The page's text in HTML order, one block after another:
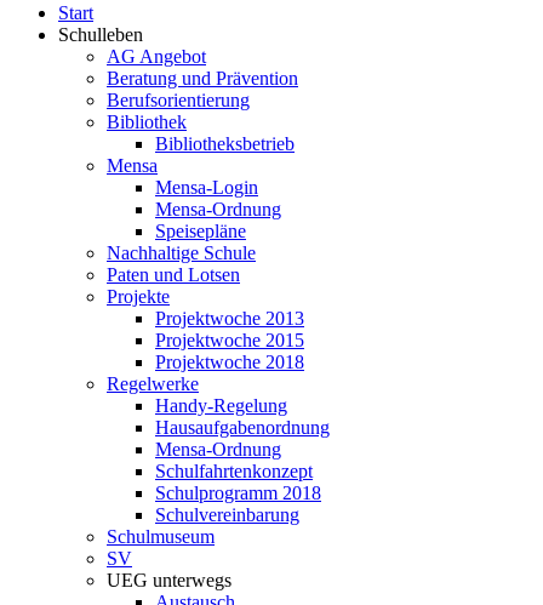
Start
Schulleben
AG Angebot
Beratung und Prävention
Berufsorientierung
Bibliothek
Bibliotheksbetrieb
Mensa
Mensa-Login
Mensa-Ordnung
Speisepläne
Nachhaltige Schule
Paten und Lotsen
Projekte
Projektwoche 2013
Projektwoche 2015
Projektwoche 2018
Regelwerke
Handy-Regelung
Hausaufgabenordnung
Mensa-Ordnung
Schulfahrtenkonzept
Schulprogramm 2018
Schulvereinbarung
Schulmuseum
SV
UEG unterwegs